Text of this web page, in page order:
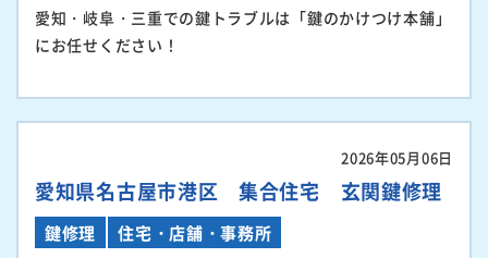
愛知・岐阜・三重での鍵トラブルは「鍵のかけつけ本舗」
にお任せください！
2026年05月06日
愛知県名古屋市港区 集合住宅 玄関鍵修理
鍵修理 住宅・店舗・事務所